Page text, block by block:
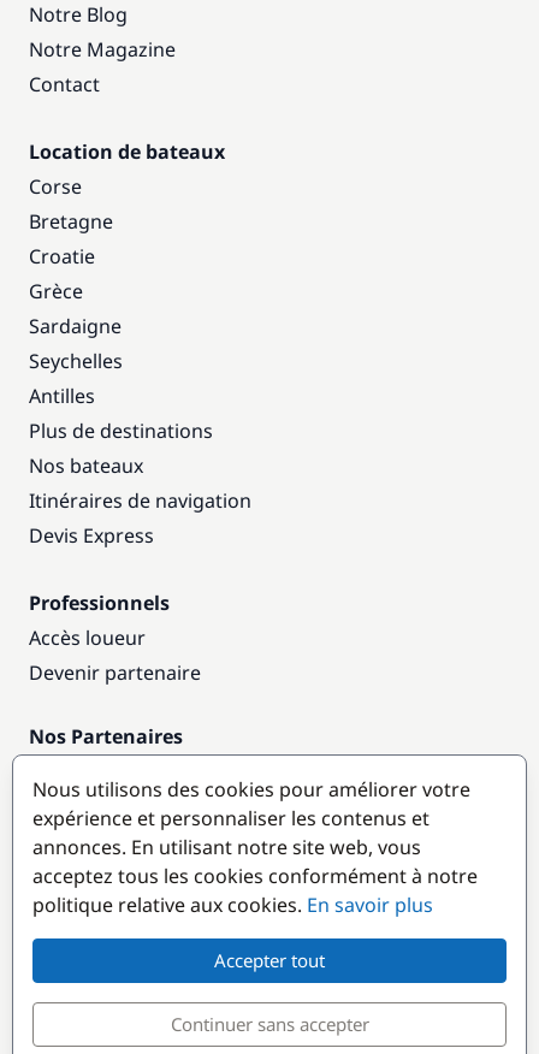
Notre Blog
Notre Magazine
Contact
Location de bateaux
Corse
Bretagne
Croatie
Grèce
Sardaigne
Seychelles
Antilles
Plus de destinations
Nos bateaux
Itinéraires de navigation
Devis Express
Professionnels
Accès loueur
Devenir partenaire
Nos Partenaires
Destinations populaires
Nous utilisons des cookies pour améliorer votre
expérience et personnaliser les contenus et
annonces. En utilisant notre site web, vous
acceptez tous les cookies conformément à notre
politique relative aux cookies. En savoir plus
Accepter tout
Continuer sans accepter